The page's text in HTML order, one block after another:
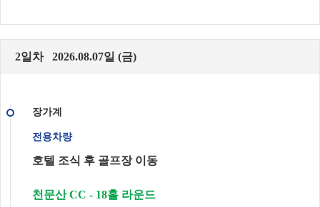
2일차 2026.08.07일 (금)
장가계
전용차량
호텔 조식 후 골프장 이동
천문산 CC - 18홀 라운드